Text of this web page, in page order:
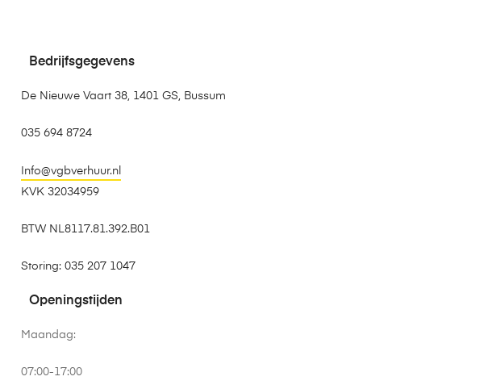
Bedrijfsgegevens
De Nieuwe Vaart 38, 1401 GS, Bussum
035 694 8724
Info@vgbverhuur.nl
KVK 32034959
BTW NL8117.81.392.B01
Storing: 035 207 1047
Openingstijden
Maandag:
07:00-17:00